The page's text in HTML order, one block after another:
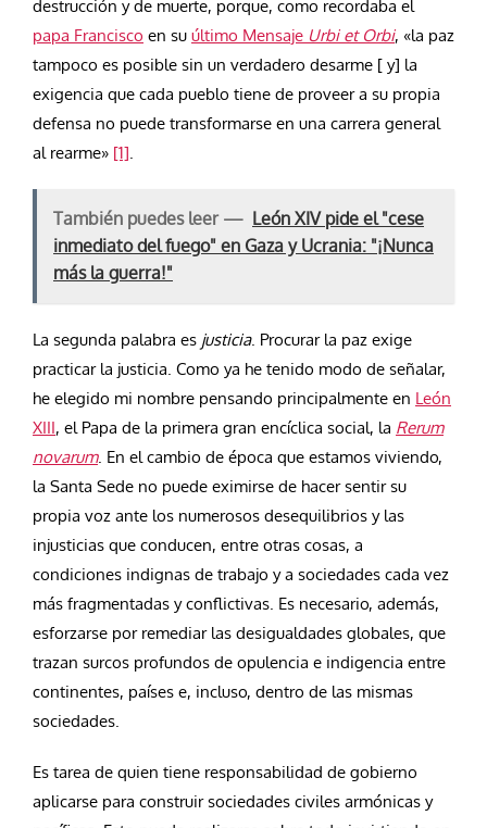
destrucción y de muerte, porque, como recordaba el
papa Francisco en su último Mensaje Urbi et Orbi, «la paz
tampoco es posible sin un verdadero desarme [ y] la
exigencia que cada pueblo tiene de proveer a su propia
defensa no puede transformarse en una carrera general
al rearme» [1]
También puedes leer — León XIV pide el "cese
inmediato del fuego" en Gaza y Ucrania: "¡Nunca
más la guerra!"
La segunda palabra es justicia. Procurar la paz exige
practicar la justicia. Como ya he tenido modo de señalar,
he elegido mi nombre pensando principalmente en León
XIII, el Papa de la primera gran encíclica social, la Rerum
novarum. En el cambio de época que estamos viviendo,
la Santa Sede no puede eximirse de hacer sentir su
propia voz ante los numerosos desequilibrios y las
injusticias que conducen, entre otras cosas, a
condiciones indignas de trabajo y a sociedades cada vez
más fragmentadas y conflictivas. Es necesario, además,
esforzarse por remediar las desigualdades globales, que
trazan surcos profundos de opulencia e indigencia entre
continentes, países e, incluso, dentro de las mismas
sociedades.
Es tarea de quien tiene responsabilidad de gobierno
aplicarse para construir sociedades civiles armónicas y